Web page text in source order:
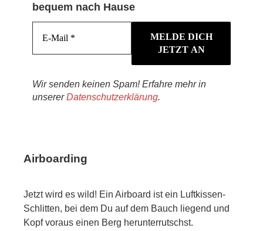
bequem nach Hause
Wir senden keinen Spam! Erfahre mehr in
unsererDatenschutzerklärung.
Airboarding
Jetzt wird es wild! Ein Airboard ist ein Luftkissen-
Schlitten, bei dem Du auf dem Bauch liegend und
Kopf voraus einen Berg herunterrutschst.